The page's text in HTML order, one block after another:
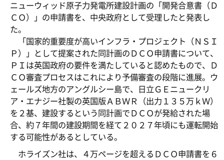
ニューウィッド原子力発電所建設計画の「開発合意書（Ｄ
ＣＯ）」の申請書を、中央政府として受理したと発表し
た。
「国家的重要度が高いインフラ・プロジェクト（ＮＳＩ
Ｐ）」として提案された同計画のＤＣＯ申請書について、
ＰＩは英国政府の要件を満たしていると認めたもので、Ｄ
ＣＯ審査プロセスはこれにより予備審査の段階に進展。ウ
ェールズ地方のアングルシー島で、日立ＧＥニュークリ
ア・エナジー社製の英国版ＡＢＷＲ（出力１３５万ｋＷ）
を２基、建設するという同計画でＤＣＯが発給された場
合、約７年間の建設期間を経て２０２７年頃にも運転開始
する可能性があるとしている。
ホライズン社は、４万ページを超えるＤＣＯ申請書を６